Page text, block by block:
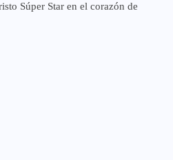
Súper Star en el corazón de